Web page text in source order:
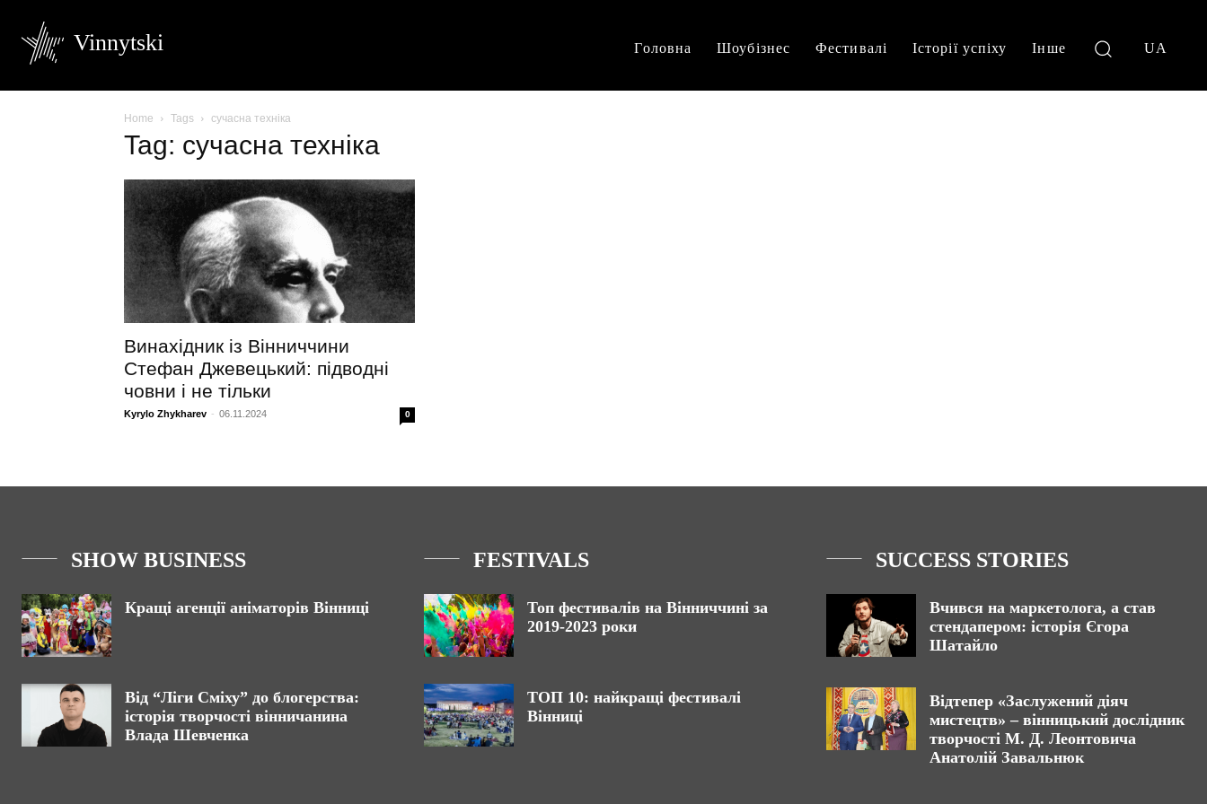
Vinnytski Головна Шоубізнес Фестивалі Історії успіху Інше UA
Home Tags сучасна техніка
Tag: сучасна техніка
Винахідник із Вінниччини
Стефан Джевецький: підводні
човни і не тільки
Kyrylo Zhykharev - 06.11.2024 0
SHOW BUSINESS
Кращі агенції аніматорів Вінниці
Від “Ліги Сміху” до блогерства:
історія творчості вінничанина
Влада Шевченка
FESTIVALS
Топ фестивалів на Вінниччині за
2019-2023 роки
ТОП 10: найкращі фестивалі
Вінниці
SUCCESS STORIES
Вчився на маркетолога, а став
стендапером: історія Єгора
Шатайло
Відтепер «Заслужений діяч
мистецтв» – вінницький дослідник
творчості М. Д. Леонтовича
Анатолій Завальнюк